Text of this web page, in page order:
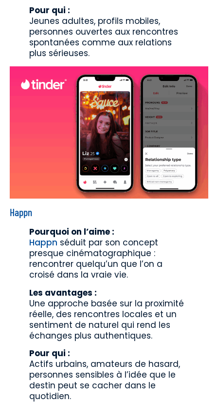
Pour qui :
Jeunes adultes, profils mobiles,
personnes ouvertes aux rencontres
spontanées comme aux relations
plus sérieuses.
Happn
Pourquoi on l’aime :
Happn séduit par son concept
presque cinématographique :
rencontrer quelqu’un que l’on a
croisé dans la vraie vie.
Les avantages :
Une approche basée sur la proximité
réelle, des rencontres locales et un
sentiment de naturel qui rend les
échanges plus authentiques.
Pour qui :
Actifs urbains, amateurs de hasard,
personnes sensibles à l’idée que le
destin peut se cacher dans le
quotidien.